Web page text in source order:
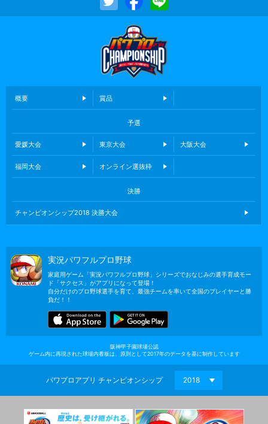
概要 賞品
予選
愛媛大会 東京大会 大阪大会
福岡大会 オンライン選抜枠
決勝
チャンピオンシップ2018 決勝大会
実況パワフルプロ野球
家庭用ゲーム「実況パワフルプロ野球」シリーズでおなじみの選手育成モー
ド「サクセス」がアプリになって登場！
自分だけのプロ野球選手を育て、最強チームを率いて全国のプレイヤーと勝
負だ！！
阪神甲子園球場公認
ゲーム内に再現された球場内看板は、
原則として2017年のデータを基に制作しています
パワプロアプリ チャンピオンシップ